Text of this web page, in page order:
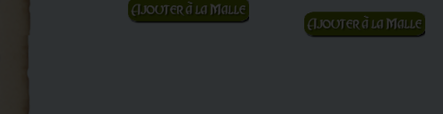
Ajouter au panier
Ajouter au panier